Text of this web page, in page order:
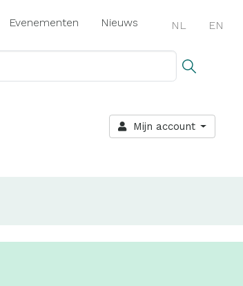
Evenementen Nieuws NL EN
Mijn account